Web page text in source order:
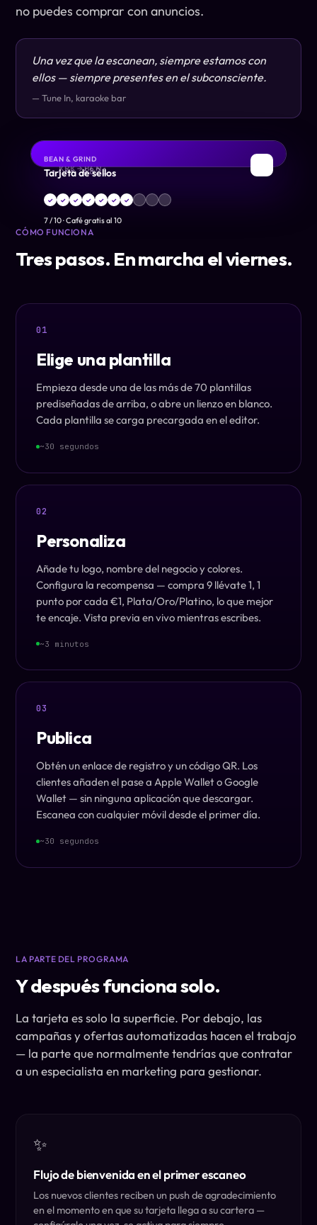
no puedes comprar con anuncios.
Una vez que la escanean, siempre estamos con
ellos — siempre presentes en el subconsciente.
— Tune In, karaoke bar
TARJETA DE EMBARQUE
KRK → BCN
✈
DÉBITO
•••• 4821
BEAN & GRIND
Tarjeta de sellos
✓ ✓ ✓ ✓ ✓ ✓ ✓
7 /10 Café gratis al 10
CÓMO FUNCIONA
Tres pasos. En marcha el viernes.
01
Elige una plantilla
Empieza desde una de las más de 70 plantillas
prediseñadas de arriba, o abre un lienzo en blanco.
Cada plantilla se carga precargada en el editor.
~30 segundos
02
Personaliza
Añade tu logo, nombre del negocio y colores.
Configura la recompensa — compra 9 llévate 1, 1
punto por cada €1, Plata/Oro/Platino, lo que mejor
te encaje. Vista previa en vivo mientras escribes.
~3 minutos
03
Publica
Obtén un enlace de registro y un código QR. Los
clientes añaden el pase a Apple Wallet o Google
Wallet — sin ninguna aplicación que descargar.
Escanea con cualquier móvil desde el primer día.
~30 segundos
LA PARTE DEL PROGRAMA
Y después funciona solo.
La tarjeta es solo la superficie. Por debajo, las
campañas y ofertas automatizadas hacen el trabajo
— la parte que normalmente tendrías que contratar
a un especialista en marketing para gestionar.
✨
Flujo de bienvenida en el primer escaneo
Los nuevos clientes reciben un push de agradecimiento
en el momento en que su tarjeta llega a su cartera —